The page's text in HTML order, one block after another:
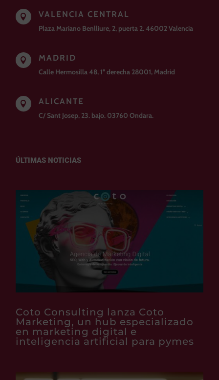
 VALENCIA CENTRAL
Plaza Mariano Benlliure, 2, puerta 2. 46002 Valencia
 MADRID
Calle Hermosilla 48, 1º derecha 28001, Madrid
 ALICANTE
C/ Sant Josep, 23. bajo. 03760 Ondara.
ÚLTIMAS NOTICIAS
Coto Consulting lanza Coto
Marketing, un hub especializado
en marketing digital e
inteligencia artificial para pymes